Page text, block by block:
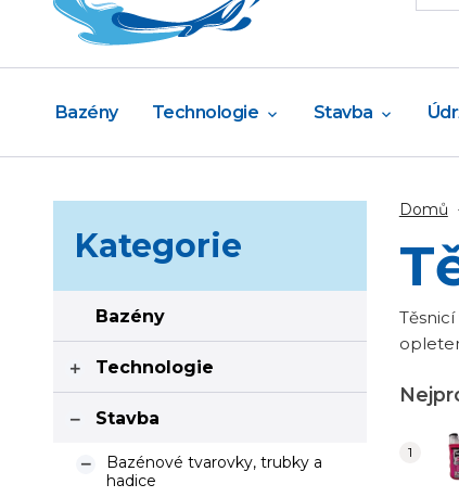
Bazény Technologie Stavba
Kategorie
Bazény
Technologie

Stavba

Bazénové tvarovky, trubky a
hadice

Domů